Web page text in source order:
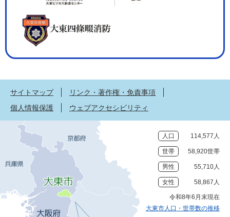
サイトマップ
リンク・著作権・免責事項
個人情報保護
ウェブアクセシビリティ
人口 114,577人
世帯 58,920世帯
男性 55,710人
女性 58,867人
令和8年6月末現在
大東市人口・世帯数の推移